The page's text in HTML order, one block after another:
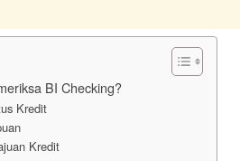
BI Checking?
Kredit
Kredit